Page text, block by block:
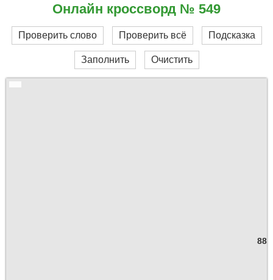
Онлайн кроссворд № 549
Проверить слово Проверить всё Подсказка
Заполнить Очистить
88